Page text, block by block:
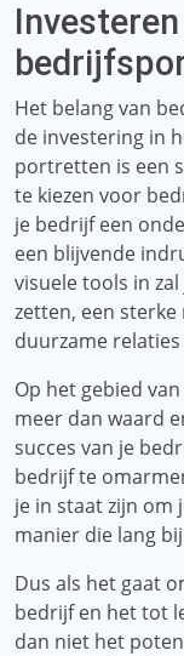
Het belang van
de investering in
portretten is een
te kiezen voor
je bedrijf een
een blijvende
visuele tools in
zetten, een
duurzame
Op het gebied
meer dan waard
succes van je
bedrijf te
je in staat zijn om
manier die lang
Dus als het gaat
bedrijf en het tot
dan niet het